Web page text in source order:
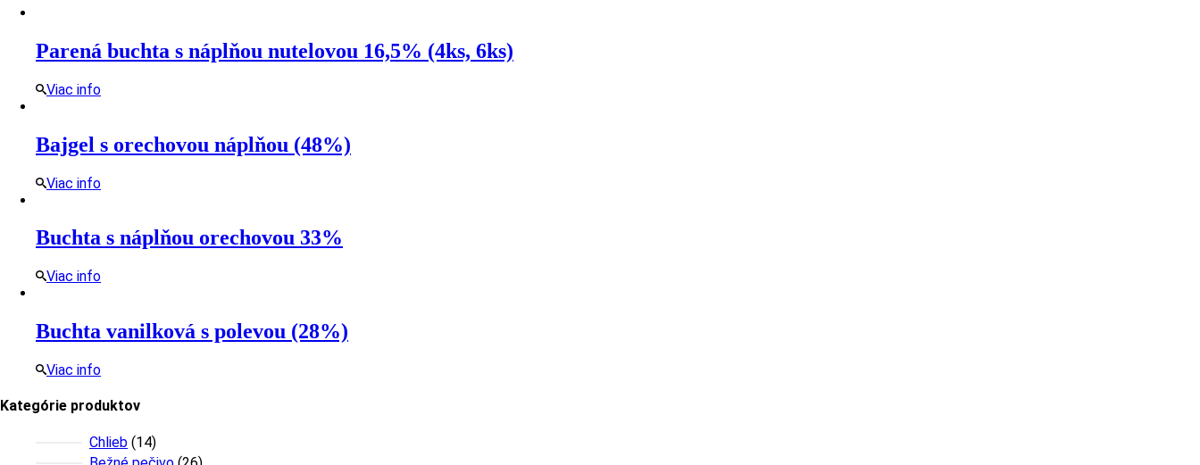
Parená buchta s náplňou nutelovou 16,5% (4ks, 6ks)
Viac info
Bajgel s orechovou náplňou (48%)
Viac info
Buchta s náplňou orechovou 33%
Viac info
Buchta vanilková s polevou (28%)
Viac info
Kategórie produktov
Chlieb 1414
produktov
26